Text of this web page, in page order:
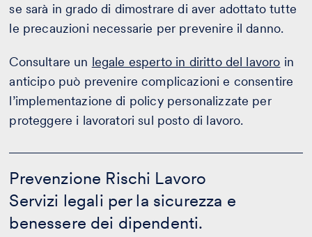
se sarà in grado di dimostrare di aver adottato tutte
le precauzioni necessarie per prevenire il danno.
Consultare un legale esperto in diritto del lavoro in
anticipo può prevenire complicazioni e consentire
l’implementazione di policy personalizzate per
proteggere i lavoratori sul posto di lavoro.
Prevenzione Rischi Lavoro
Servizi legali per la sicurezza e
benessere dei dipendenti.
Rischi
Lavoro
-
il